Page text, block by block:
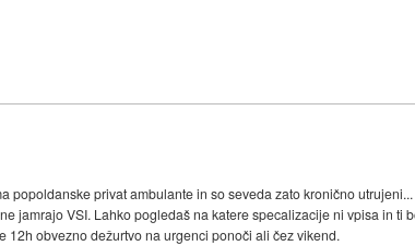
popoldanske privat ambulante in so seveda zato kronično utrujeni...
jamrajo VSI. Lahko pogledaš na katere specalizacije ni vpisa in ti
obvezno dežurtvo na urgenci ponoči ali čez vikend.